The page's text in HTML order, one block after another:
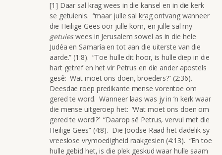
[1] Daar sal krag wees in die kansel en in die kerk
se getuienis. “maar julle sal kragontvang wanneer
die Heilige Gees oor julle kom, en julle sal my
getuieswees in Jerusalem sowel as in die hele
Judéa en Samaría en tot aan die uiterste van die
aarde.” (1:8). “Toe hulle dit hoor, is hulle diep in die
hart getref en het vir Petrus en die ander apostels
gesê: Wat moet ons doen, broeders?” (2:36).
Deesdae roep predikante mense vorentoe om
gered te word. Wanneer laas was jy in ’n kerk waar
die mense uitgeroep het: ‘Wat moet ons doen om
gered te word!?’ “Daarop sê Petrus, vervul met die
Heilige Gees” (4:8). Die Joodse Raad het dadelik sy
vreeslose vrymoedigheid raakgesien (4:13). “En toe
hulle gebid het, is die plek geskud waar hulle saam